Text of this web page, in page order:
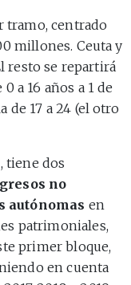
tramo, centrado
millones. Ceuta y
resto se repartirá
a 16 años a 1 de
de 17 a 24 (el otro
tiene dos
no
autónomas en
patrimoniales,
primer bloque,
en cuenta